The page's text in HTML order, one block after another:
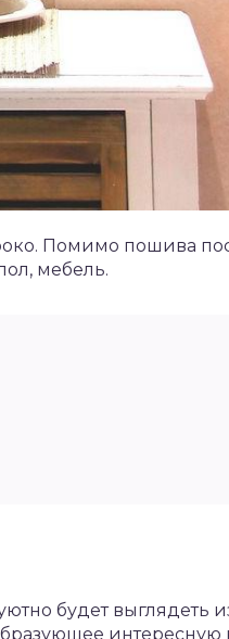
Помимо пошива
мебель.
будет выглядеть
интересную